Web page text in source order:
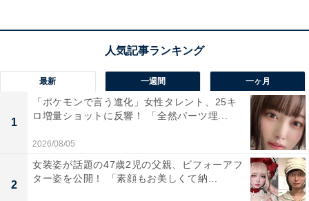
最新 一週間 一ヶ月
1
「ポケモンで言う進化」女性タレント、25キ
ロ増量ショットに反響！ 「全然パーツ埋...
2026/08/05
2
女装姿が話題の47歳2児の父親、ビフォーアフ
ター姿を公開！ 「素顔もお美しくて納...